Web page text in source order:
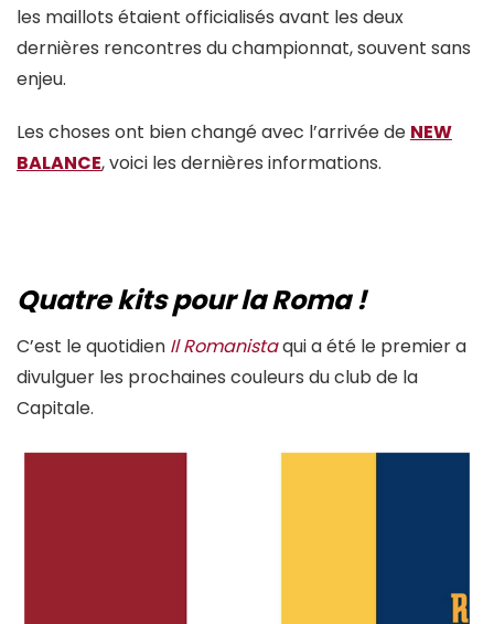
les maillots étaient officialisés avant les deux
dernières rencontres du championnat, souvent sans
enjeu.
Les choses ont bien changé avec l’arrivée de NEW
BALANCE, voici les dernières informations.
Quatre kits pour la Roma !
C’est le quotidien Il Romanistaqui a été le premier a
divulguer les prochaines couleurs du club de la
Capitale.